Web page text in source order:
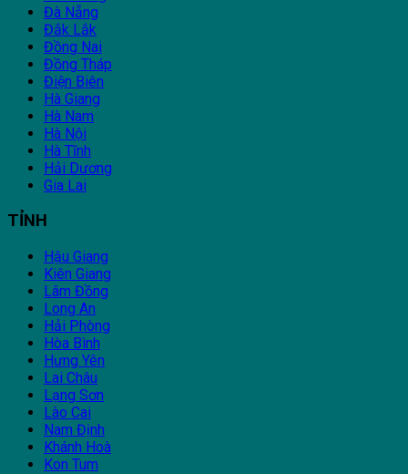
Đà Nẵng
Đắk Lắk
Đồng Nai
Đồng Tháp
Điện Biên
Hà Giang
Hà Nam
Hà Nội
Hà Tĩnh
Hải Dương
Gia Lai
TỈNH
Hậu Giang
Kiên Giang
Lâm Đồng
Long An
Hải Phòng
Hòa Bình
Hưng Yên
Lai Châu
Lạng Sơn
Lào Cai
Nam Định
Khánh Hoà
Kon Tum